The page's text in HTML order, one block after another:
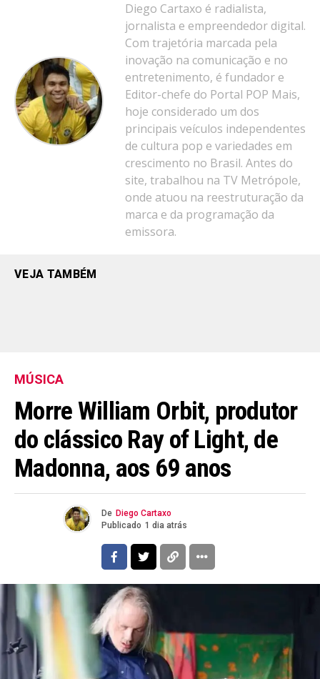
Diego Cartaxo é radialista,
jornalista e empreendedor digital.
Com trajetória marcada pela
inovação na comunicação e no
entretenimento, é fundador e
Editor-chefe do Portal POP Mais,
hoje considerado um dos
principais veículos independentes
de cultura pop e variedades em
crescimento no Brasil. Antes do
site, trabalhou na TV Metrópole,
onde atuou na reestruturação da
marca e da programação da
emissora.
VEJA TAMBÉM
MÚSICA
Morre William Orbit, produtor
do clássico Ray of Light, de
Madonna, aos 69 anos
De Diego Cartaxo
Publicado 1 dia atrás